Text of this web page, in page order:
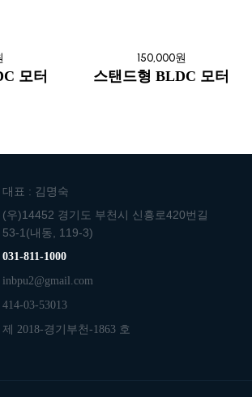
모터
150,000원
스탠드형 BLDC 모터
대표 : 김명숙
(우)14452 경기도 부천시 신흥로420번길
53-1(내동, 119-3)
031-811-1000
inbpu2@gmail.com
414-03-53013
제 2018-경기부천-1863 호